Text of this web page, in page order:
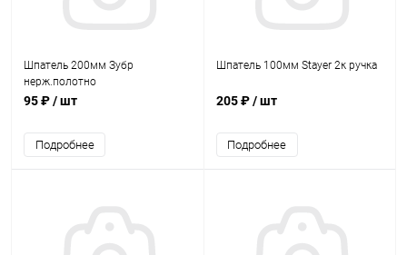
Шпатель 200мм Зубр
нерж.полотно
95 ₽/ шт
Подробнее
Шпатель 100мм Stayer 2к ручка
205 ₽/ шт
Подробнее